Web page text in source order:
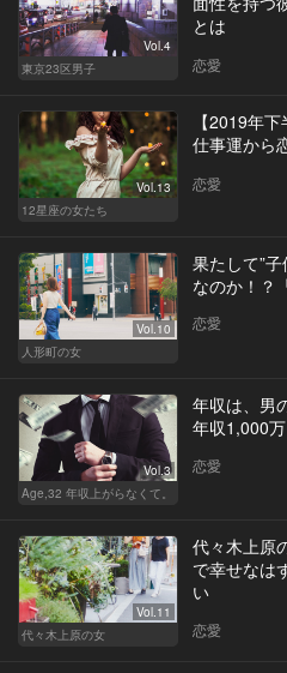
Vol.4
東京23区男子
とは
恋愛
Vol.13
12星座の女たち
【2019年
仕事運から
恋愛
Vol.10
人形町の女
果たして”
なのか！？
恋愛
Vol.3
Age,32 年収上がらなくて。
年収は、男
年収1,000
恋愛
Vol.11
代々木上原の女
代々木上原
で幸せなは
い
恋愛